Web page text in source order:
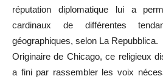
réputation diplomatique lui a
cardinaux de différentes
géographiques, selon La Repubblica.
Originaire de Chicago, ce religieux
a fini par rassembler les voix